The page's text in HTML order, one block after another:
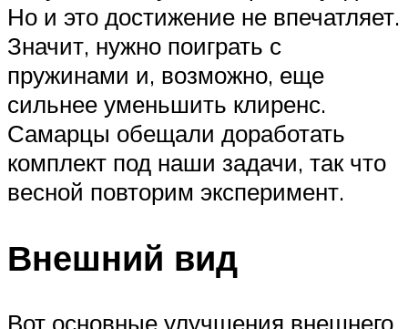
Но и это достижение не впечатляет.
Значит, нужно поиграть с
пружинами и, возможно, еще
сильнее уменьшить клиренс.
Самарцы обещали доработать
комплект под наши задачи, так что
весной повторим эксперимент.
Внешний вид
Вот основные улучшения внешнего